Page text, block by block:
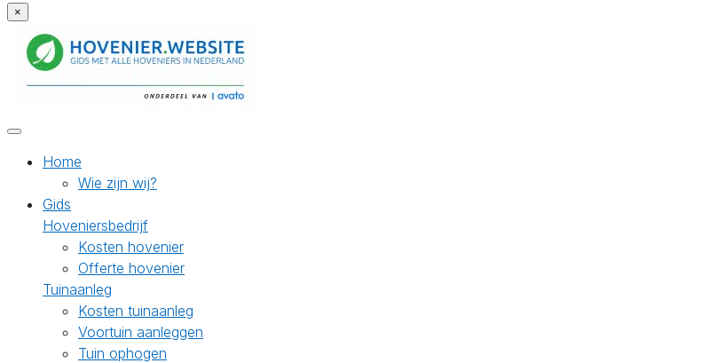
×
Home
Wie zijn wij?
Gids
Hoveniersbedrijf
Kosten hovenier
Offerte hovenier
Tuinaanleg
Kosten tuinaanleg
Voortuin aanleggen
Tuin ophogen